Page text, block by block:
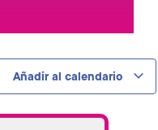
Añadir al calendario